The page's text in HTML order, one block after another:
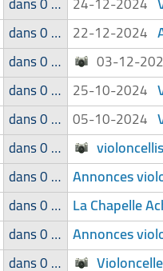
dans 0 groupe 22-12-2024
dans 0 groupe 03-12-
dans 0 groupe 25-10-2024
dans 0 groupe 05-10-2024
dans 0 groupe
dans 0 groupe Annonces
dans 0 groupe La Chapelle
dans 0 groupe Annonces
dans 0 groupe